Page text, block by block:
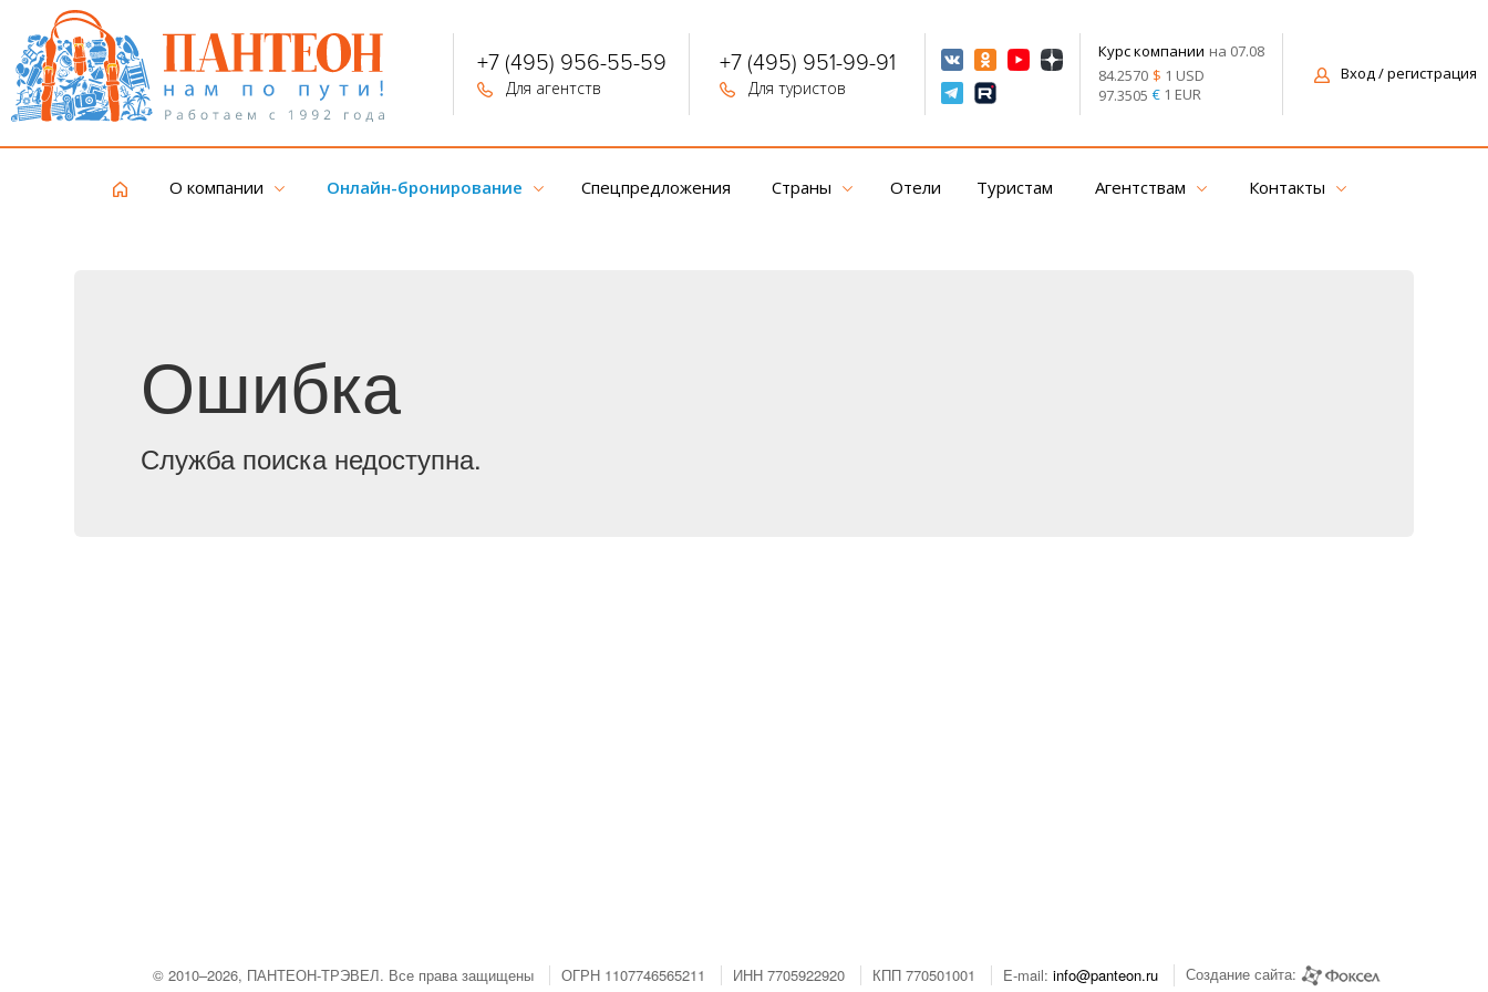
+7 (495) 956-55-59
Для агентств
+7 (495) 951-99-91
Для туристов
Курс компании на 07.08
84.2570 $ 1 USD
97.3505 €1 EUR
Вход/ регистрация
О компании Онлайн-бронирование Спецпредложения Страны Отели Туристам Агентствам Контакты
Ошибка
Служба поиска недоступна.
© 2010–2026, ПАНТЕОН-ТРЭВЕЛ. Все права защищены ОГРН 1107746565211 ИНН 7705922920 КПП 770501001 E-mail: info@panteon.ru Создание сайта: